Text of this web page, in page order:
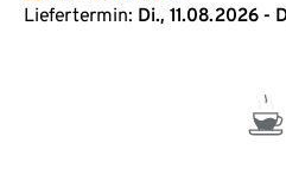
Liefertermin: Di., 11.08.2026 -